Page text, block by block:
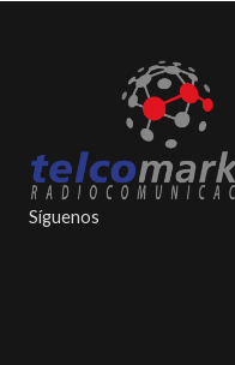
Síguenos